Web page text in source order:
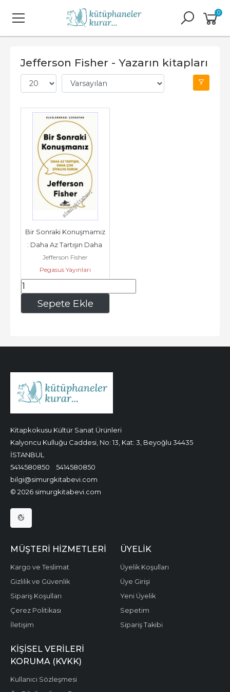
0
Jefferson Fisher - Yazarın kitapları
Sepete Ekle
Bir Sonraki Konuşmamız
: Daha Az Tartışın Daha
Çok Diyalog Kurun -
Jefferson Fisher
Pegasus Yayınları
419,30
Kitapkokusu Kültür Sanat Ürünleri
Kalyoncu Kulluğu Caddesi, No: 13, Kat: 3, Beyoğlu 34435
İSTANBUL
5414580850
5414580850
bilgi@simurgkitabevi.com
© 2026 simurgkitabevi.com
MÜŞTERI HIZMETLERI
Kargo ve Teslimat
Gizlilik ve Güvenlik
Sipariş Koşulları
Çerez Politikası
İletişim
ÜYELIK
Üyelik Koşulları
Üye Girişi
Yeni Üyelik
Sepetim
Sipariş Takibi
KIŞISEL VERILERI
KORUMA (KVKK)
Kullanıcı Sözleşmesi